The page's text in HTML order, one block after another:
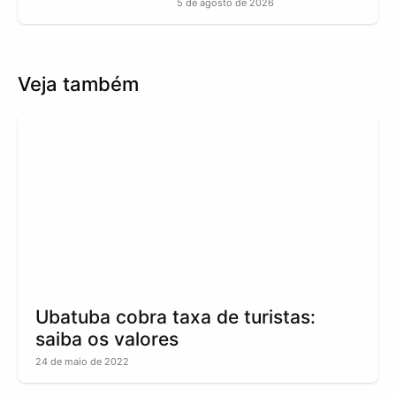
5 de agosto de 2026
Veja também
Ubatuba cobra taxa de turistas:
saiba os valores
24 de maio de 2022